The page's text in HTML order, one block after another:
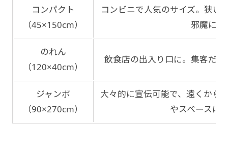
コンパクト
（45×150cm）
コンビニで人気のサイズ。狭い
邪魔に
のれん
（120×40cm）
飲食店の出入り口に。集客だ
ジャンボ
（90×270cm）
大々的に宣伝可能で、遠くから
やスペースに